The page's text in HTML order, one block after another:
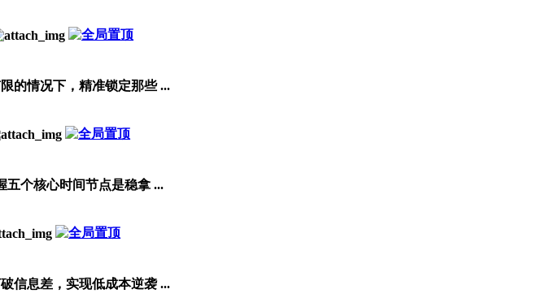
的情况下，精准锁定那些 ...
五个核心时间节点是稳拿 ...
信息差，实现低成本逆袭 ...